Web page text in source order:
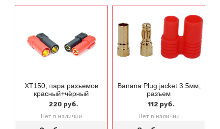
XT150, пара разъемов
красный+чёрный
220 руб.
Нет в наличии
Banana Plug jacket 3.5мм,
разъем
112 руб.
Нет в наличии